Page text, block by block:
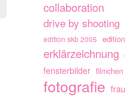
collaboration
drive by shooting
edition skb 2005
erklärzeichnung
fensterbilder filmchen
fotografie